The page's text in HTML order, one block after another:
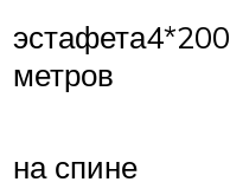
эстафета4*200
метров
на спине